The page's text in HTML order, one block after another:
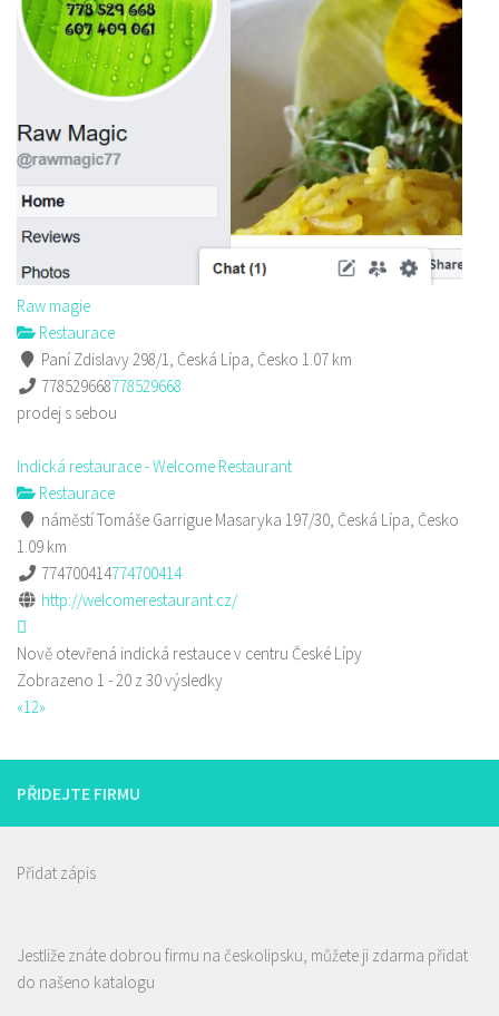
Raw magie
Restaurace
Paní Zdislavy 298/1, Česká Lípa, Česko 1.07 km
778529668778529668
prodej s sebou
Indická restaurace - Welcome Restaurant
Restaurace
náměstí Tomáše Garrigue Masaryka 197/30, Česká Lípa, Česko
1.09 km
774700414774700414
http://welcomerestaurant.cz/
Nově otevřená indická restauce v centru České Lípy
Zobrazeno 1 - 20 z 30 výsledky
«12»
PŘIDEJTE FIRMU
Přidat zápis
Jestliže znáte dobrou firmu na českolipsku, můžete ji zdarma přidat
do našeno katalogu